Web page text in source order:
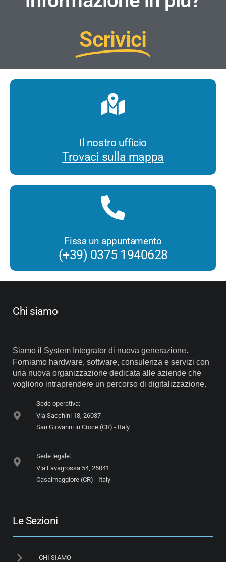
Scrivici
Il nostro ufficio
Trovaci sulla mappa
Fissa un appuntamento
(+39) 0375 1940628
Chi siamo
Siamo il System Integrator di nuova generazione.
Forniamo hardware, software, consulenza e servizi con
una nuova organizzazione dedicata alle aziende che
vogliono intraprendere un percorso di digitalizzazione.
Sede operativa:
Via Sacchini 18, 26037
San Giovanni in Croce (CR) - Italy
Sede legale:
Via Favagrossa 54, 26041
Casalmaggiore (CR) - Italy
Le Sezioni
CHI SIAMO